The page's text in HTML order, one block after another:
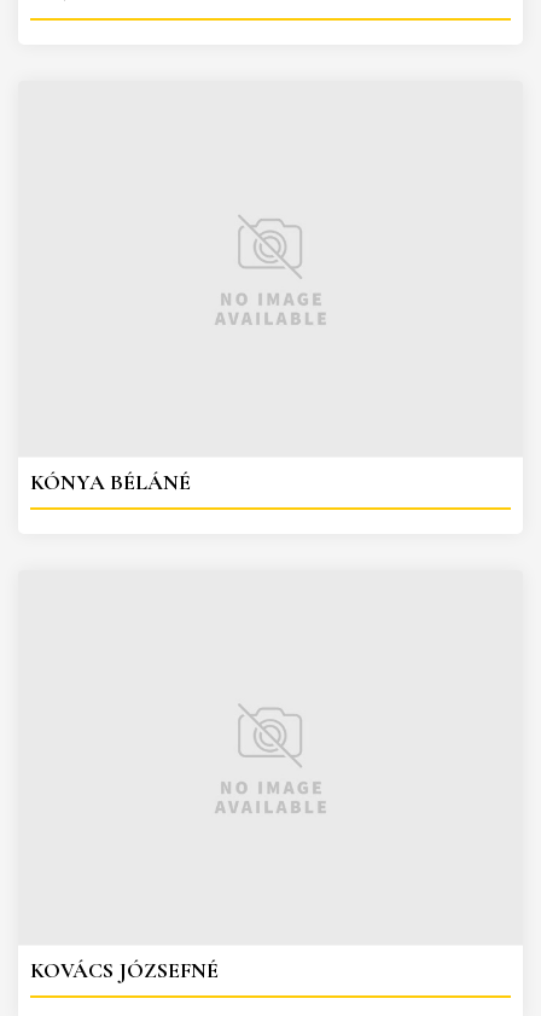
KÓNYA BÉLÁNÉ
KOVÁCS JÓZSEFNÉ